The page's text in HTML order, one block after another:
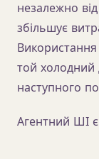
незалежно
збільшує
той холодний
наступного
Агентний ШІ